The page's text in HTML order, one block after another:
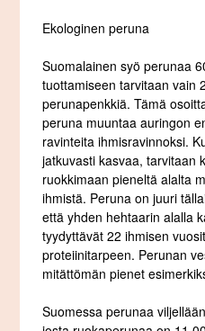
Ekologinen peruna
Suomalainen syö perunaa
tuottamiseen tarvitaan vain
perunapenkkiä. Tämä
peruna muuntaa auringon
ravinteita ihmisravinnoksi.
jatkuvasti kasvaa, tarvitaan
ruokkimaan pieneltä alalta
ihmistä. Peruna on juuri
että yhden hehtaarin alalla
tyydyttävät 22 ihmisen
proteiinitarpeen. Perunan
mitättömän pienet
Suomessa perunaa